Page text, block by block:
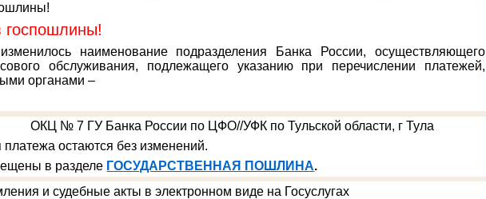
госпошлины!
наименование подразделения Банка России, осуществляющего
обслуживания, подлежащего указанию при перечислении платежей,
органами –
ОКЦ № 7 ГУ Банка России по ЦФО//УФК по Тульской области, г Тула
остаются без изменений.
в разделе ГОСУДАРСТВЕННАЯ ПОШЛИНА.
и судебные акты в электронном виде на Госуслугах